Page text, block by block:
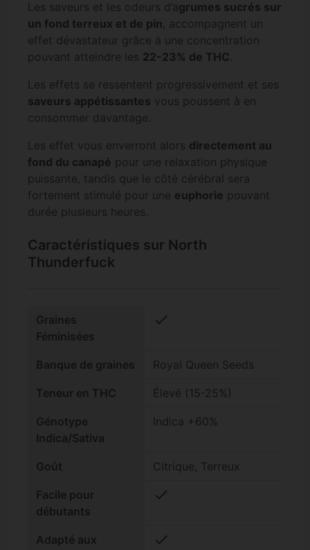
Les saveurs et les odeurs d’agrumes sucrés sur
un fond terreux et de pin, accompagnent un
effet dévastateur grâce à une concentration
pouvant atteindre les 22-23% de THC.
Les effets se ressentent progressivement et ses
saveurs appétissantes vous poussent à en
consommer davantage.
Les effet vous enverront alors directement au
fond du canapé pour une relaxation physique
puissante, tandis que le côté cérébral sera
fortement stimulé pour une euphorie pouvant
durée plusieurs heures.
Caractéristiques sur North
Thunderfuck
Graines
Féminisées
check
Banque de graines Royal Queen Seeds
Teneur en THC Élevé (15-25%)
Génotype
Indica/Sativa
Indica +60%
Goût Citrique, Terreux
Facile pour
débutants
check
Adapté aux
check